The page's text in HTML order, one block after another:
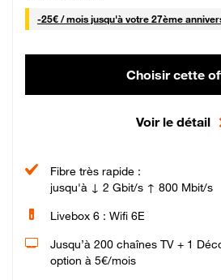
-25€ / mois25 € par mois
jusqu'à votre 27ème
Choisir cette
Voir le détail
Fibre très rapide :
jusqu'à ↓ 2 Gbit/s ↑ 800 Mbit/s
Livebox 6 : Wifi 6E
Jusqu’à 200 chaînes TV + 1
option à 5€/mois